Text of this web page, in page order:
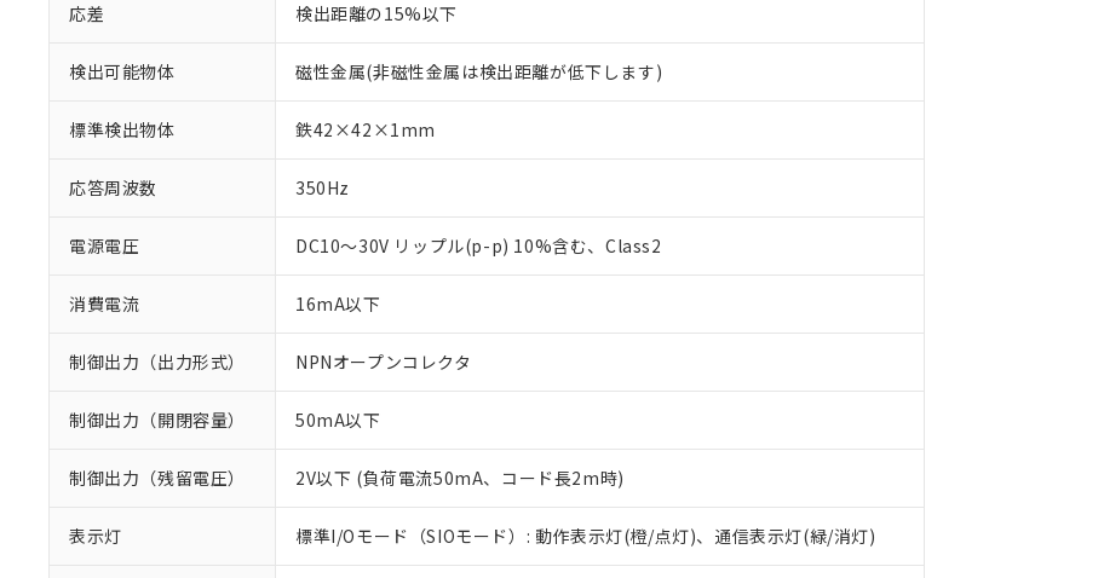
応差 検出距離の15%以下
検出可能物体 磁性金属(非磁性金属は検出距離が低下します)
標準検出物体 鉄42×42×1mm
応答周波数 350Hz
電源電圧 DC10～30V リップル(p-p) 10%含む、Class2
消費電流 16mA以下
制御出力（出力形式） NPNオープンコレクタ
制御出力（開閉容量） 50mA以下
制御出力（残留電圧） 2V以下 (負荷電流50mA、コード長2m時)
表示灯 標準I/Oモード（SIOモード）: 動作表示灯(橙/点灯)、通信表示灯(緑/消灯)
※1 対応状況
対応予定：EU RoHS指令（10物質）の非含有に対応した製品に切り替える予定のある商品
対応予定なし：EU RoHS指令（10物質）の非含有に非対応の商品で、対応品を出す予定は